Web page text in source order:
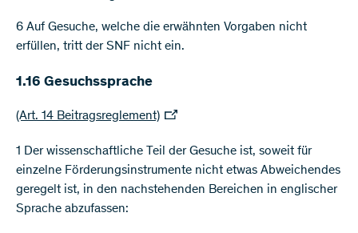
6 Auf Gesuche, welche die erwähnten Vorgaben nicht
erfüllen, tritt der SNF nicht ein.
1.16 Gesuchssprache
(Art. 14 Beitragsreglement)
1 Der wissenschaftliche Teil der Gesuche ist, soweit für
einzelne Förderungsinstrumente nicht etwas Abweichendes
geregelt ist, in den nachstehenden Bereichen in englischer
Sprache abzufassen: